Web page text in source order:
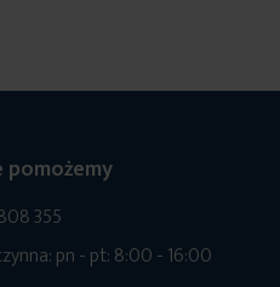
pomożemy
355
pn - pt: 8:00 - 16:00